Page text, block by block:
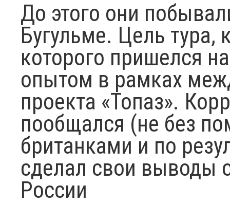
До этого они
Бугульме. Цель тура,
которого пришелся
опытом в рамках
проекта «Топаз».
пообщался (не без
британками и по
сделал свои выводы
России